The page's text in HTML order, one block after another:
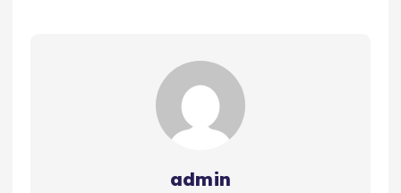
admin